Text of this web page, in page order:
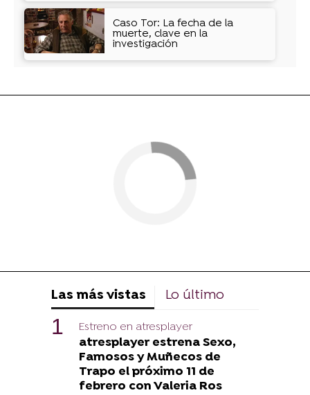
Caso Tor: La fecha de la
muerte, clave en la
investigación
Las más vistas Lo último
Estreno en atresplayer
atresplayer estrena Sexo,
Famosos y Muñecos de
Trapo el próximo 11 de
febrero con Valeria Ros